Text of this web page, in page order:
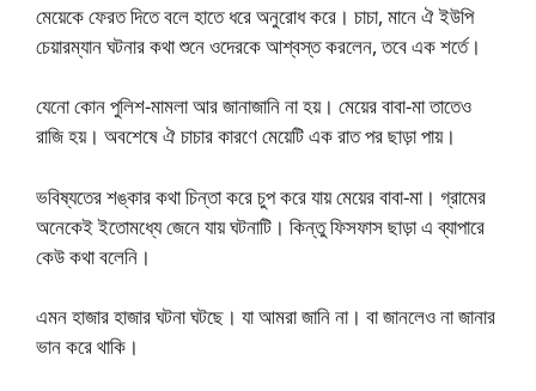
মেয়েকে ফেরত দিতে বলে হাতে ধরে অনুরোধ করে। চাচা, মানে ঐ ইউপি
চেয়ারম্যান ঘটনার কথা শুনে ওদেরকে আশ্বস্ত করলেন, তবে এক শর্তে।
যেনো কোন পুলিশ-মামলা আর জানাজানি না হয়। মেয়ের বাবা-মা তাতেও
রাজি হয়। অবশেষে ঐ চাচার কারণে মেয়েটি এক রাত পর ছাড়া পায়।
ভবিষ্যতের শঙ্কার কথা চিন্তা করে চুপ করে যায় মেয়ের বাবা-মা। গ্রামের
অনেকেই ইতোমধ্যে জেনে যায় ঘটনাটি। কিন্তু ফিসফাস ছাড়া এ ব্যাপারে
কেউ কথা বলেনি।
এমন হাজার হাজার ঘটনা ঘটছে। যা আমরা জানি না। বা জানলেও না জানার
ভান করে থাকি।